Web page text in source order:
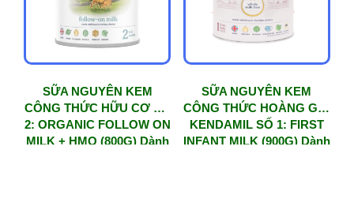
SỮA NGUYÊN KEM
CÔNG THỨC HỮU CƠ SỐ
2: ORGANIC FOLLOW ON
MILK + HMO (800G) Dành
SỮA NGUYÊN KEM
CÔNG THỨC HOÀNG GIA
KENDAMIL SỐ 1: FIRST
INFANT MILK (900G) Dành